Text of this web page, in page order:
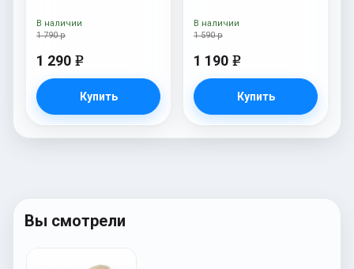
шерсть) Beige
1 790 р
1 290 e
Купить
В наличии
Beige
1 590 р
1 190 e
Купить
В наличии
Вы смотрели